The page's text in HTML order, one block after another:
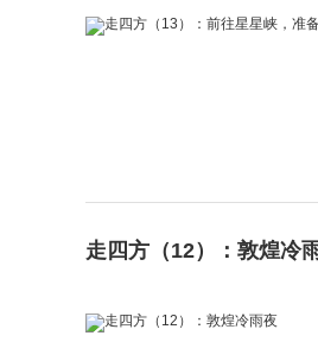
走四方（12）：敦煌冷